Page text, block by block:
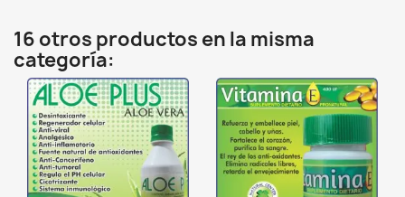
16 otros productos en la misma
categoría:
favorite_border favorite_border